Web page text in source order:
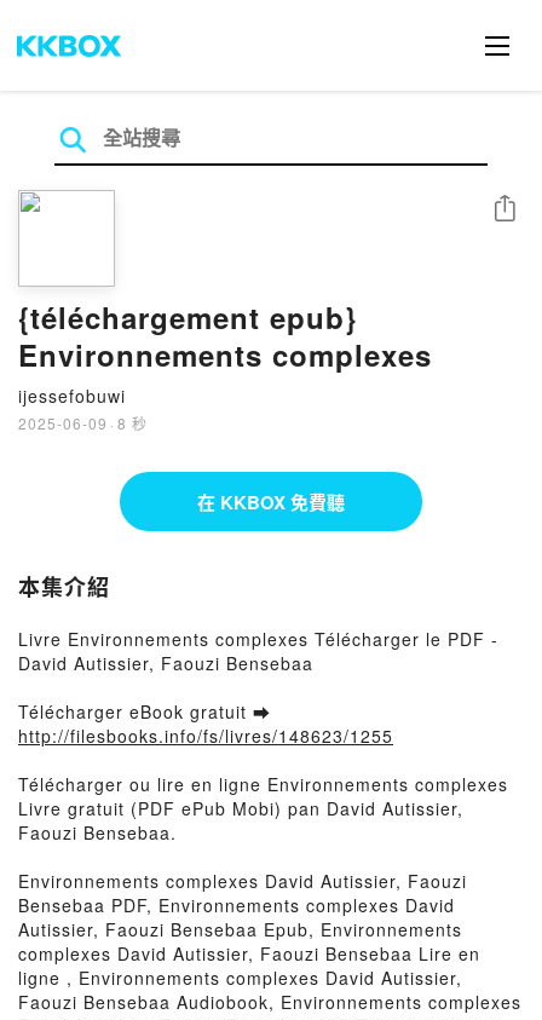
{téléchargement epub}
Environnements complexes
ijessefobuwi
2025-06-09 · 8 秒
分享
在 KKBOX 免費聽
本集介紹
Livre Environnements complexes Télécharger le PDF -
David Autissier, Faouzi Bensebaa
Télécharger eBook gratuit ➡
http://filesbooks.info/fs/livres/148623/1255
Télécharger ou lire en ligne Environnements complexes
Livre gratuit (PDF ePub Mobi) pan David Autissier,
Faouzi Bensebaa.
Environnements complexes David Autissier, Faouzi
Bensebaa PDF, Environnements complexes David
Autissier, Faouzi Bensebaa Epub, Environnements
complexes David Autissier, Faouzi Bensebaa Lire en
ligne , Environnements complexes David Autissier,
Faouzi Bensebaa Audiobook, Environnements complexes